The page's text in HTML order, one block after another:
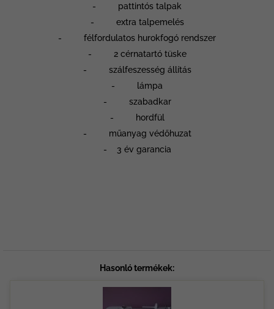
- pattintós talpak
- extra talpemelés
- félfordulatos hurokfogó rendszer
- 2 cérnatartó tüske
- szálfeszesség állítás
- lámpa
- szabadkar
- hordfül
- műanyag védőhuzat
- 3 év garancia
Hasonló termékek: